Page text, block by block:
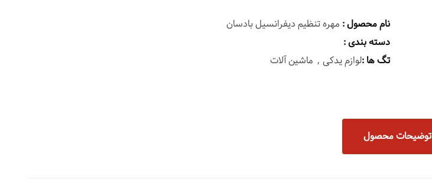
نام محصول : مهره تنظیم دیفرانسیل بادسان
دسته بندی :
تگ ها :لوازم یدکی ماشین آلات
توضیحات محصول